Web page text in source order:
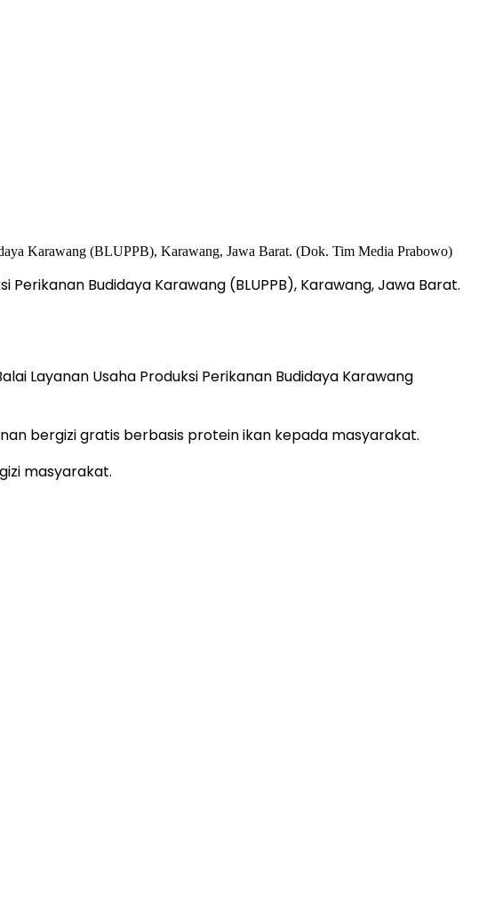
Budidaya Karawang (BLUPPB), Karawang, Jawa Barat.
Layanan Usaha Produksi Perikanan Budidaya Karawang
bergizi gratis berbasis protein ikan kepada masyarakat.
masyarakat.